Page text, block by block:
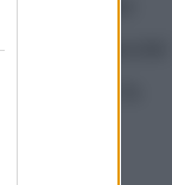
marito perché
la